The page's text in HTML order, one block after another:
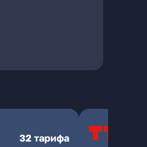
32 тарифа